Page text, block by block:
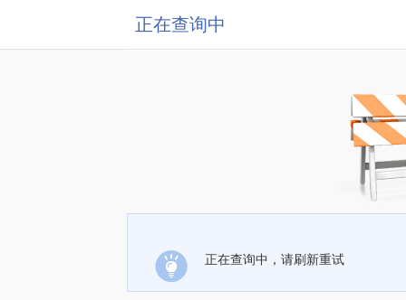
正在查询中
正在查询中，请刷新重试